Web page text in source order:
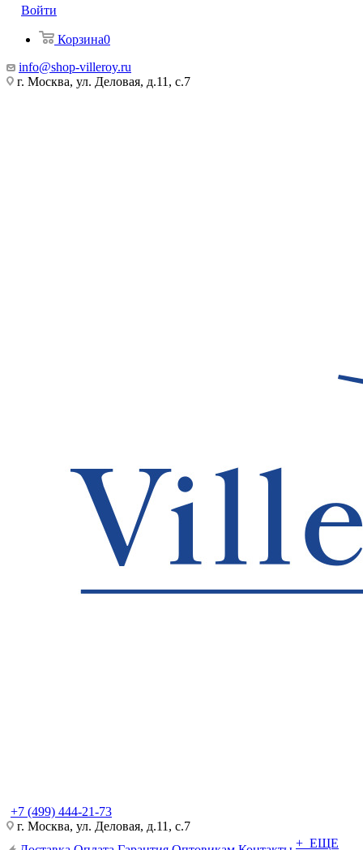
Войти
Корзина0
info@shop-villeroy.ru
г. Москва, ул. Деловая, д.11, с.7
+7 (499) 444-21-73
г. Москва, ул. Деловая, д.11, с.7
+ ЕЩЕ